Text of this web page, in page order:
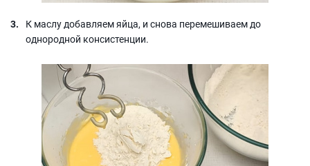
К маслу добавляем яйца, и снова перемешиваем до
однородной консистенции.